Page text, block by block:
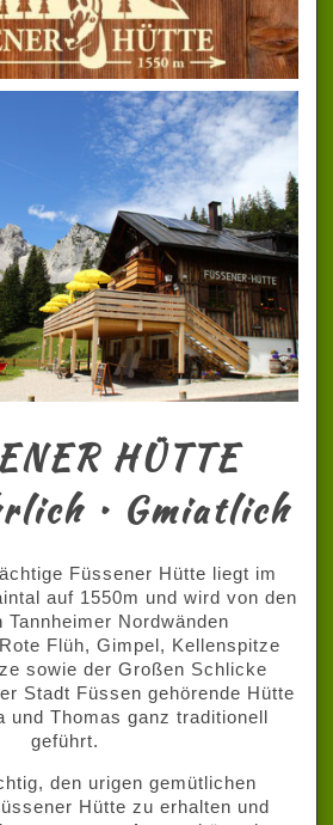
HÜTTE
• Gmiatlich
Füssener Hütte liegt im
auf 1550m und wird von den
Tannheimer Nordwänden
Flüh, Gimpel, Kellenspitze
sowie der Großen Schlicke
Stadt Füssen gehörende Hütte
und Thomas ganz traditionell
geführt.
den urigen gemütlichen
Hütte zu erhalten und